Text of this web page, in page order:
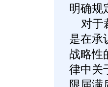
明确规
对于
是在承
战略性
律中关